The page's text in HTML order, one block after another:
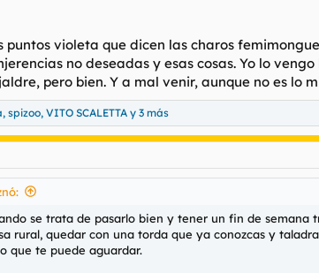
puntos violeta que dicen las charos
no deseadas y esas cosas. Yo lo
pero bien. Y a mal venir, aunque no es lo
, spizoo, VITO SCALETTA y 3 más
se trata de pasarlo bien y tener un fin de
rural, quedar con una torda que ya conozcas y
que te puede aguardar.